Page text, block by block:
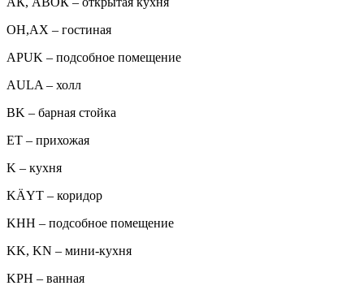
ОН,AX – гостиная
APUK – подсобное помещение
AULA – холл
BK – барная стойка
ET – прихожая
K – кухня
KÄYT – коридор
KHH – подсобное помещение
KK, KN – мини-кухня
KPH – ванная